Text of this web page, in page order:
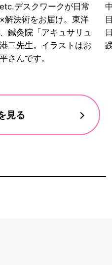
デスクワークが日常
解決術をお届け。東洋
鍼灸院「アキュサリュ
二先生。イラストはお
さんです。
見る